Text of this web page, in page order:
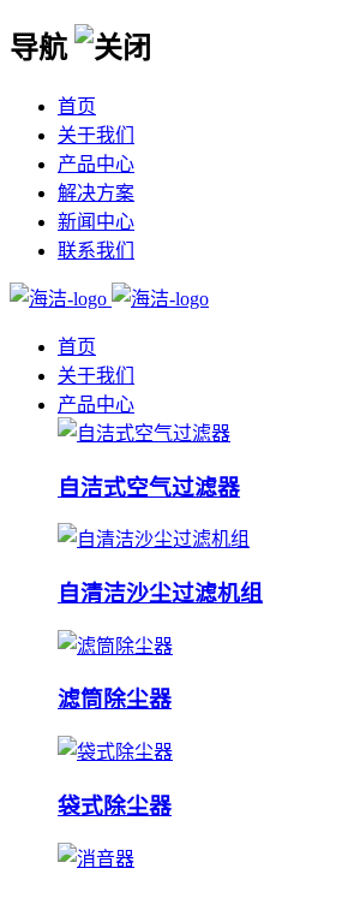
导航
首页
关于我们
产品中心
解决方案
新闻中心
联系我们
首页
关于我们
产品中心
自洁式空气过滤器
自清洁沙尘过滤机组
滤筒除尘器
袋式除尘器